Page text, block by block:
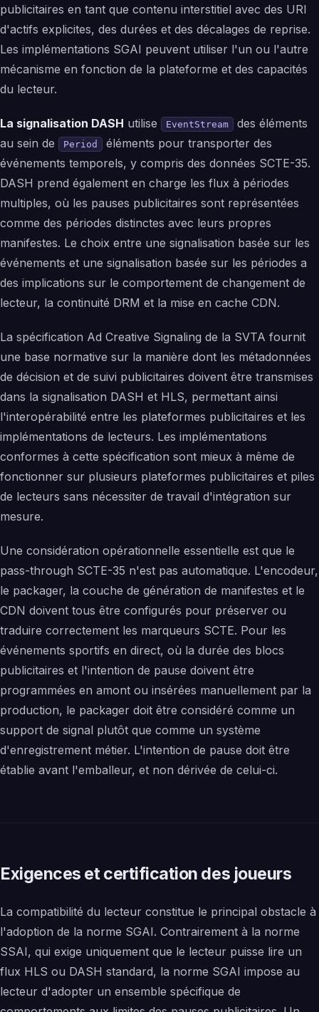
publicitaires en tant que contenu interstitiel avec des URI
d'actifs explicites, des durées et des décalages de reprise.
Les implémentations SGAI peuvent utiliser l'un ou l'autre
mécanisme en fonction de la plateforme et des capacités
du lecteur.
La signalisation DASH utilise EventStream
des éléments
au sein de
Period
éléments pour transporter des
événements temporels, y compris des données SCTE-35.
DASH prend également en charge les flux à périodes
multiples, où les pauses publicitaires sont représentées
comme des périodes distinctes avec leurs propres
manifestes. Le choix entre une signalisation basée sur les
événements et une signalisation basée sur les périodes a
des implications sur le comportement de changement de
lecteur, la continuité DRM et la mise en cache CDN.
La spécification Ad Creative Signaling de la SVTA fournit
une base normative sur la manière dont les métadonnées
de décision et de suivi publicitaires doivent être transmises
dans la signalisation DASH et HLS, permettant ainsi
l'interopérabilité entre les plateformes publicitaires et les
implémentations de lecteurs. Les implémentations
conformes à cette spécification sont mieux à même de
fonctionner sur plusieurs plateformes publicitaires et piles
de lecteurs sans nécessiter de travail d'intégration sur
mesure.
Une considération opérationnelle essentielle est que le
pass-through SCTE-35 n'est pas automatique. L'encodeur,
le packager, la couche de génération de manifestes et le
CDN doivent tous être configurés pour préserver ou
traduire correctement les marqueurs SCTE. Pour les
événements sportifs en direct, où la durée des blocs
publicitaires et l'intention de pause doivent être
programmées en amont ou insérées manuellement par la
production, le packager doit être considéré comme un
support de signal plutôt que comme un système
d'enregistrement métier. L'intention de pause doit être
établie avant l'emballeur, et non dérivée de celui-ci.
Exigences et certification des joueurs
La compatibilité du lecteur constitue le principal obstacle à
l'adoption de la norme SGAI. Contrairement à la norme
SSAI, qui exige uniquement que le lecteur puisse lire un
flux HLS ou DASH standard, la norme SGAI impose au
lecteur d'adopter un ensemble spécifique de